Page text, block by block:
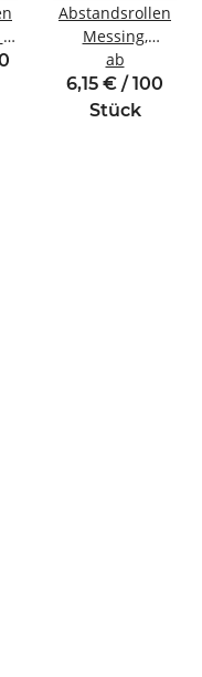
Ø
Abstandsrollen
Messing,
vernickelt ID Ø
2,6 mm für
Gewinde M2,5
ab
6,15 € / 100
Stück